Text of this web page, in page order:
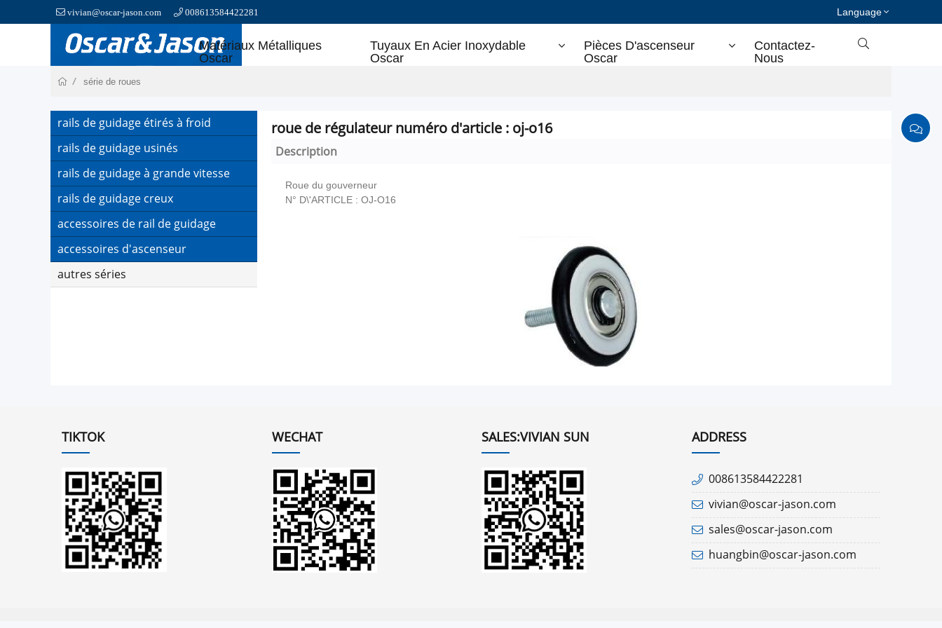
vivian@oscar-jason.com 008613584422281 Language
Matériaux Métalliques
Oscar
Tuyaux En Acier Inoxydable
Oscar
Pièces D'ascenseur
Oscar
Contactez-
Nous

série de roues
rails de guidage étirés à froid
rails de guidage usinés
rails de guidage à grande vitesse
rails de guidage creux
accessoires de rail de guidage
accessoires d'ascenseur
autres séries
roue de régulateur numéro d'article : oj-o16
Description
Roue du gouverneur
N° D\'ARTICLE : OJ-O16
TIKTOK WECHAT SALES:VIVIAN SUN ADDRESS
008613584422281
vivian@oscar-jason.com
sales@oscar-jason.com
huangbin@oscar-jason.com